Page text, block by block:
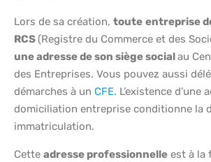
Lors de sa création, toute entreprise
RCS (Registre du Commerce et des
une adresse de son siège socialau
des Entreprises. Vous pouvez aussi
démarches à un CFE. L’existence d’une
domiciliation entreprise conditionne la
immatriculation.
Cette adresse professionnelle est à la